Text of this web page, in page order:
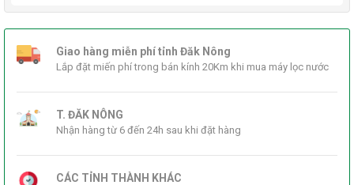
Giao hàng miễn phí tỉnh Đăk Nông
Lắp đặt miến phí trong bán kính 20Km khi mua máy lọc nước
T. ĐĂK NÔNG
Nhận hàng từ 6 đến 24h sau khi đặt hàng
CÁC TỈNH THÀNH KHÁC